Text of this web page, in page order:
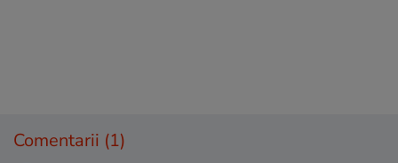
Comentarii (1)